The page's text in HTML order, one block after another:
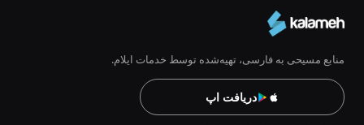
منابع مسیحی به فارسی، تهیه‌شده توسط خدمات ایلام.
دریافت اپ